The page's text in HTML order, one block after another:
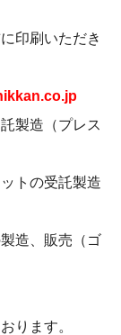
いただき
造（プレス
受託製造
販売（ゴ
ます。